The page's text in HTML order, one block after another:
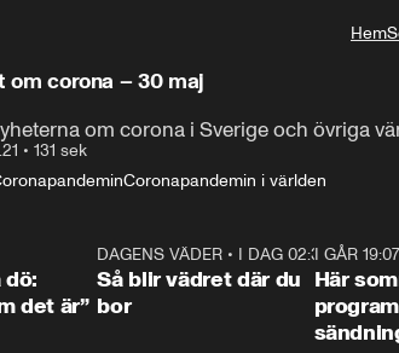
Hem
om corona – 30 maj
om corona i Sverige och övriga
• 131 sek
Coronapandemin i världen
dö:
det är”
1:06
DAGENS VÄDER • I DAG 02:30
Så blir vädret där du
bor
I GÅR 19:07
Här